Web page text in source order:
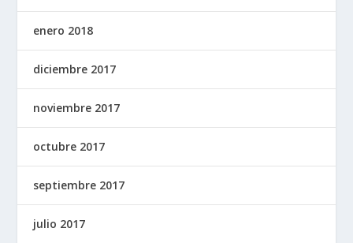
enero 2018
diciembre 2017
noviembre 2017
octubre 2017
septiembre 2017
julio 2017